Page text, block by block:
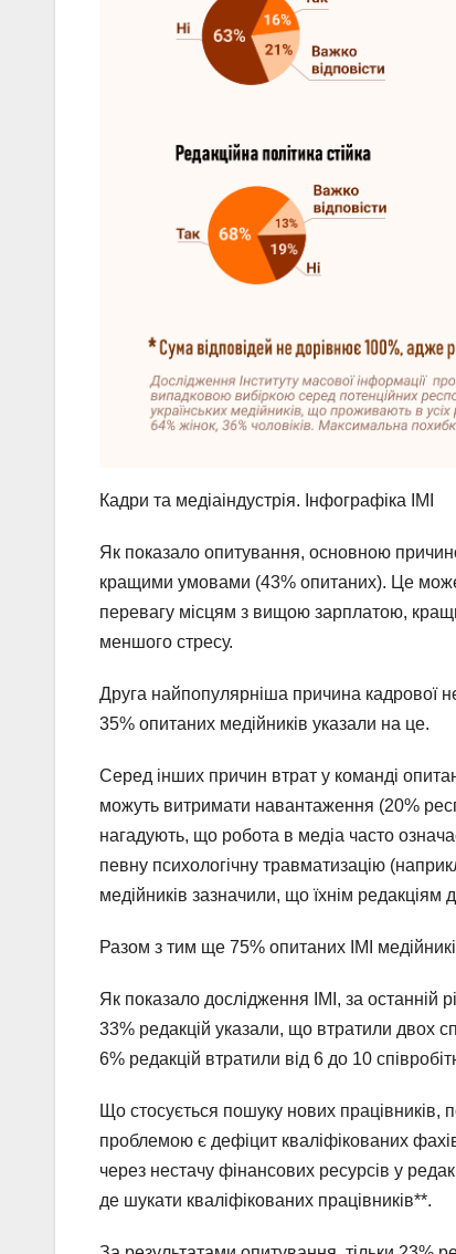
Кадри та медіаіндустрія. Інфографіка ІМІ
Як показало опитування, основною
кращими умовами (43% опитаних). Це
перевагу місцям з вищою зарплатою,
меншого стресу.
Друга найпопулярніша причина кадрової
35% опитаних медійників указали на це.
Серед інших причин втрат у команді
можуть витримати навантаження (20%
нагадують, що робота в медіа часто
певну психологічну травматизацію
медійників зазначили, що їхнім
Разом з тим ще 75% опитаних ІМІ
Як показало дослідження ІМІ, за останній
33% редакцій указали, що втратили двох
6% редакцій втратили від 6 до 10
Що стосується пошуку нових
проблемою є дефіцит кваліфікованих
через нестачу фінансових ресурсів у
де шукати кваліфікованих працівників**.